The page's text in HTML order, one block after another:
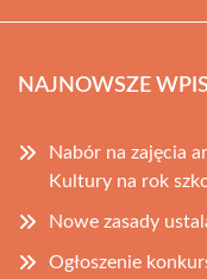
NAJNOWSZE
Nabór na zajęcia
Kultury na rok
Nowe zasady
Ogłoszenie